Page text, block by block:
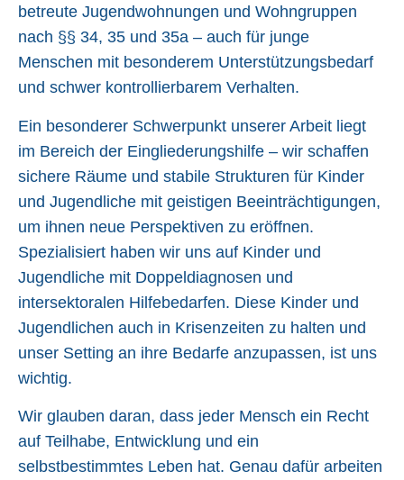
betreute Jugendwohnungen und Wohngruppen
nach §§ 34, 35 und 35a – auch für junge
Menschen mit besonderem Unterstützungsbedarf
und schwer kontrollierbarem Verhalten.
Ein besonderer Schwerpunkt unserer Arbeit liegt
im Bereich der Eingliederungshilfe – wir schaffen
sichere Räume und stabile Strukturen für Kinder
und Jugendliche mit geistigen Beeinträchtigungen,
um ihnen neue Perspektiven zu eröffnen.
Spezialisiert haben wir uns auf Kinder und
Jugendliche mit Doppeldiagnosen und
intersektoralen Hilfebedarfen. Diese Kinder und
Jugendlichen auch in Krisenzeiten zu halten und
unser Setting an ihre Bedarfe anzupassen, ist uns
wichtig.
Wir glauben daran, dass jeder Mensch ein Recht
auf Teilhabe, Entwicklung und ein
selbstbestimmtes Leben hat. Genau dafür arbeiten